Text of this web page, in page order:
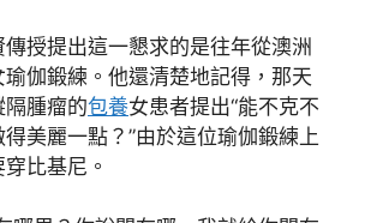
授提出這一懇求的是往年從澳洲
伽鍛練。他還清楚地記得，那天
隔腫瘤的包養女患者提出“能不克不
美麗一點？”由於這位瑜伽鍛練上
比基尼。